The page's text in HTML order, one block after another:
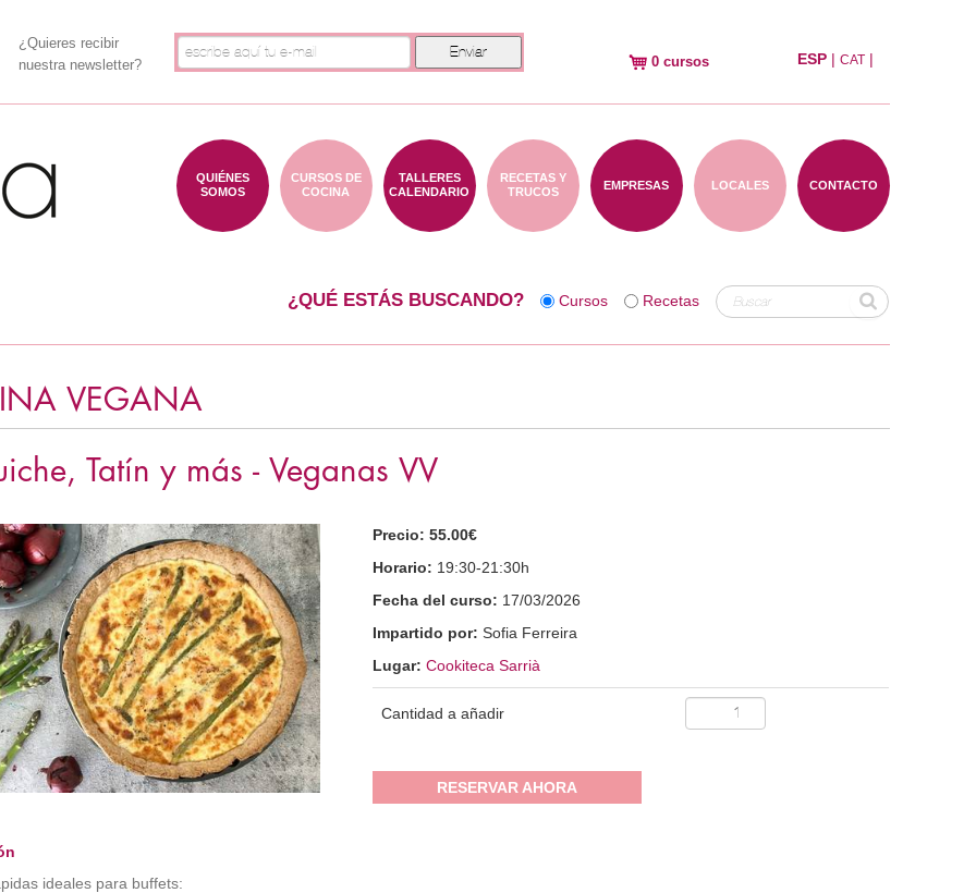
¿Quieres recibir
nuestra newsletter?
0 cursos ESP| CAT|
CONTACTO
LOCALES
EMPRESAS
RECETAS Y
TRUCOS
TALLERES
CALENDARIO
CURSOS DE
COCINA
QUIÉNES
SOMOS
Recetas
Cursos
¿QUÉ ESTÁS BUSCANDO?
VEGANA
Tatín y más - Veganas VV
Precio:55.00€
Horario: 19:30-21:30h
Fecha del curso: 17/03/2026
Impartido por:Sofia Ferreira
Lugar:Cookiteca Sarrià
Cantidad a añadir
RESERVAR AHORA
ideales para buffets: